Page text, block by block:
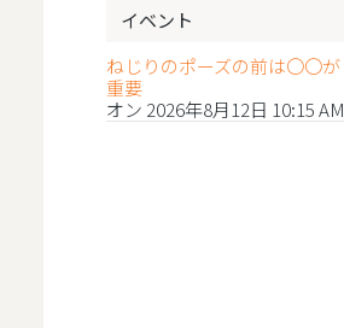
イベント
ねじりのポーズの前は〇〇が
重要
オン 2026年8月12日 10:15 AM